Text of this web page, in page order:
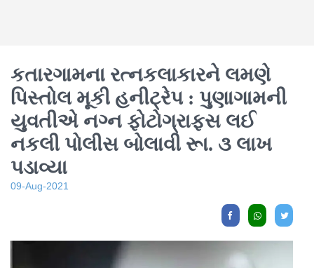
કતારગામના રત્નકલાકારને લમણે
પિસ્તોલ મૂકી હનીટ્રેપ : પુણાગામની
યુવતીએ નગ્ન ફોટોગ્રાફ્સ લઈ
નકલી પોલીસ બોલાવી રૂા. ૩ લાખ
પડાવ્યા
09-Aug-2021